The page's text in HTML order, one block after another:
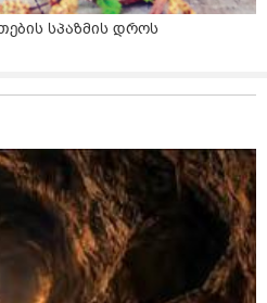
სპაზმის დროს